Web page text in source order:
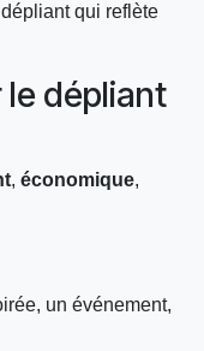
qui reflète
le dépliant
, économique,
un événement,